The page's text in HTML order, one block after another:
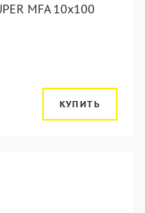
MFA 10x100
КУПИТЬ